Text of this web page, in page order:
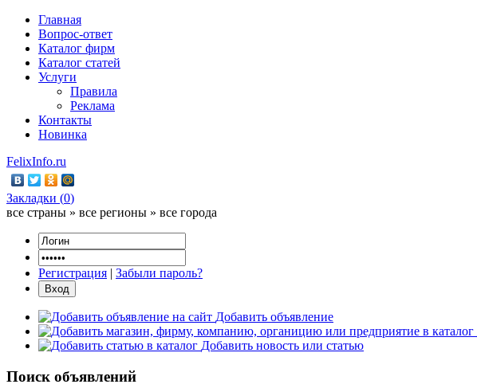
Главная
Вопрос-ответ
Каталог фирм
Каталог статей
Услуги
Правила
Реклама
Контакты
Новинка
FelixInfo.ru
Закладки (0)
все страны » все регионы » все города
Регистрация | Забыли пароль?
Добавить объявление
Добавить новость или статью
Поиск объявлений